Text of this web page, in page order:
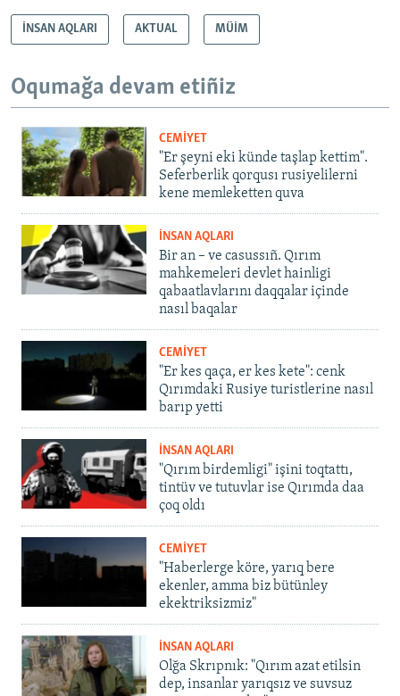
İNSAN AQLARI AKTUAL MÜİM
Oqumağa devam etiñiz
CEMİYET
"Er şeyni eki künde taşlap kettim".
Seferberlik qorqusı rusiyelilerni
kene memleketten quva
İNSAN AQLARI
Bir an – ve casussıñ. Qırım
mahkemeleri devlet hainligi
qabaatlavlarını daqqalar içinde
nasıl baqalar
CEMİYET
"Er kes qaça, er kes kete": cenk
Qırımdaki Rusiye turistlerine nasıl
barıp yetti
İNSAN AQLARI
"Qırım birdemligi" işini toqtattı,
tintüv ve tutuvlar ise Qırımda daa
çoq oldı
CEMİYET
"Haberlerge köre, yarıq bere
ekenler, amma biz bütünley
ekektriksizmiz"
İNSAN AQLARI
Olğa Skrıpnık: "Qırım azat etilsin
dep, insanlar yarıqsız ve suvsuz